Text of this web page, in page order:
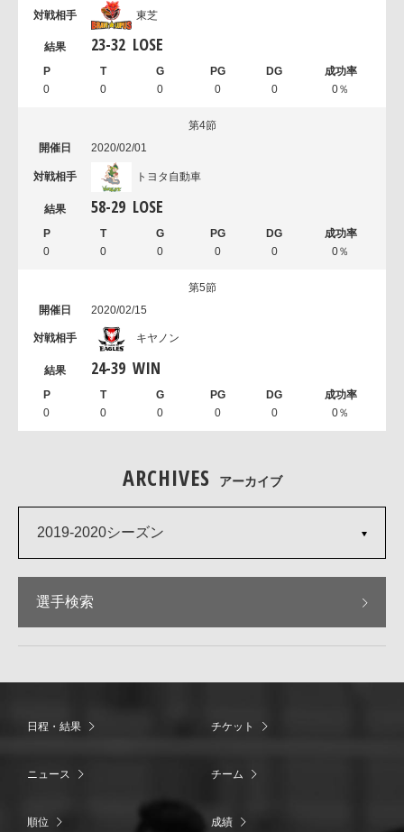
東芝
23-32 LOSE
0 0 0 0 0 0％
第4節
2020/02/01
トヨタ自動車
58-29 LOSE
0 0 0 0 0 0％
第5節
2020/02/15
キヤノン
24-39 WIN
0 0 0 0 0 0％
ARCHIVES アーカイブ
2019-2020シーズン
選手検索
日程・結果 チケット
ニュース チーム
順位 成績